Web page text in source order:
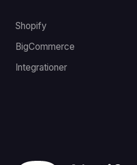
Shopify
BigCommerce
Integrationer